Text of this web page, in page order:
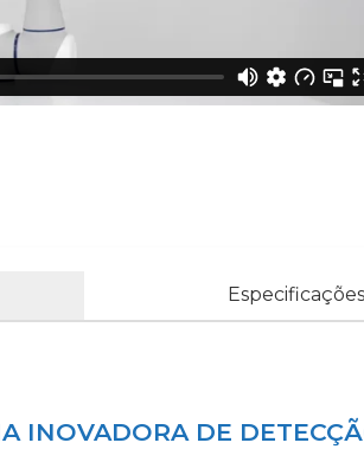
Especificações
INOVADORA DE